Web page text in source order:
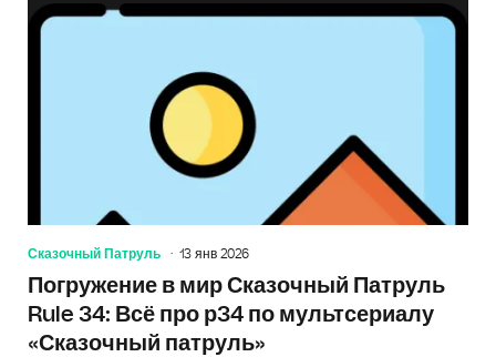
Сказочный Патруль 13 янв 2026
Погружение в мир Сказочный Патруль
Rule 34: Всё про р34 по мультсериалу
«Сказочный патруль»